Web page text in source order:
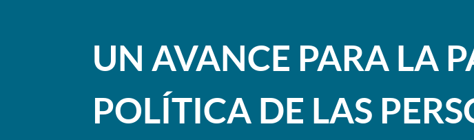
UN AVANCE PARA LA
POLÍTICA DE LAS